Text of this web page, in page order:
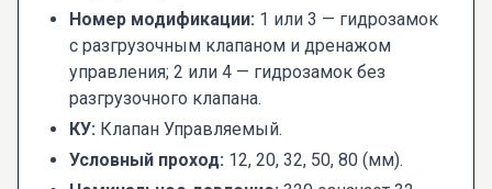
Номер модификации: 1 или 3 — гидрозамок
с разгрузочным клапаном и дренажом
управления; 2 или 4 — гидрозамок без
разгрузочного клапана.
КУ: Клапан Управляемый.
Условный проход: 12, 20, 32, 50, 80 (мм).